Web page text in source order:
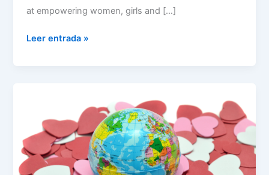
at empowering women, girls and […]
Leer entrada »
you
need:
BeGlobal